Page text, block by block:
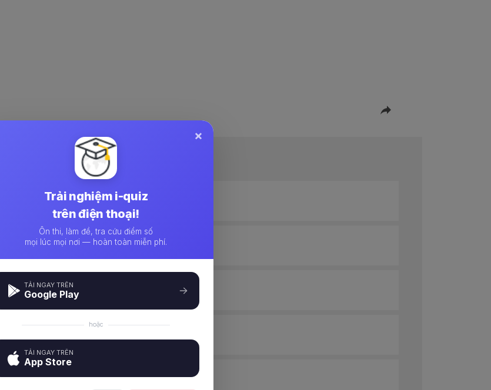
cập nhật
quên mật khẩu
khóa
bảo mật
×
Trải nghiệm i-quiz
trên điện thoại!
Ôn thi, làm đề, tra cứu điểm số
mọi lúc mọi nơi — hoàn toàn miễn phí.
TẢI NGAY TRÊN
Google Play
hoặc
TẢI NGAY TRÊN
App Store